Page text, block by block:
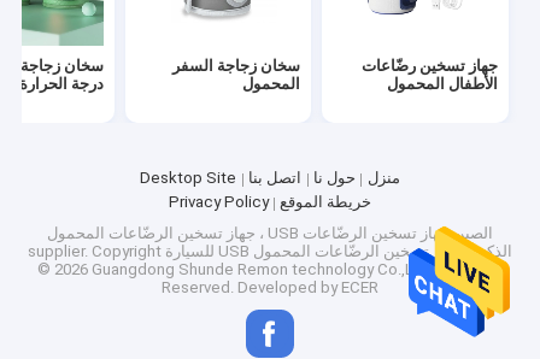
منتجات
معلومات عنا
جهاز تسخين رضّاعات
الأطفال المحمول
سخان زجاجة السفر
المحمول
سخان زجاجة
درجة الحرارة
منزل حول نا اتصل بنا
Desktop Site
خريطة الموقع
Privacy Policy
الصين جهاز تسخين الرضّاعات USB ، جهاز تسخين الرضّاعات المحمول
الذكي ، جهاز تسخين الرضّاعات المحمول USB للسيارة supplier.
Copyright
© 2026 Guangdong Shunde Remon technology Co.,Ltd. All Rights
Reserved. Developed by ECER